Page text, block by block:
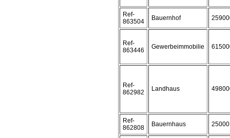
Ref-
863504
Bauernhof
Ref-
863446
Gewerbeimmobilie
Ref-
862982
Landhaus
Ref-
862808
Bauernhaus 25000